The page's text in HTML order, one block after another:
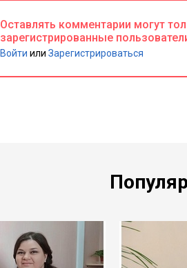
Оставлять комментарии могут
зарегистрированные
Войти или Зарегистрироваться